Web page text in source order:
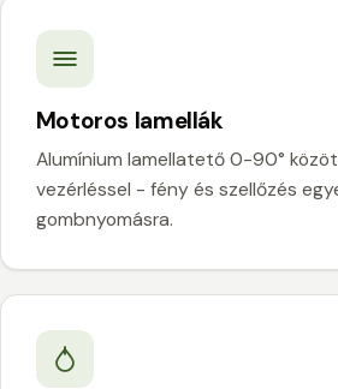
Motoros lamellák
Alumínium lamellatető 0-90°
vezérléssel - fény és szellőzés
gombnyomásra.